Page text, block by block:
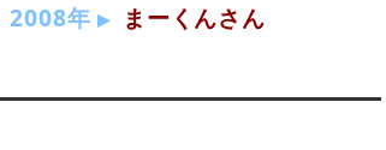
2008年 まーくんさん